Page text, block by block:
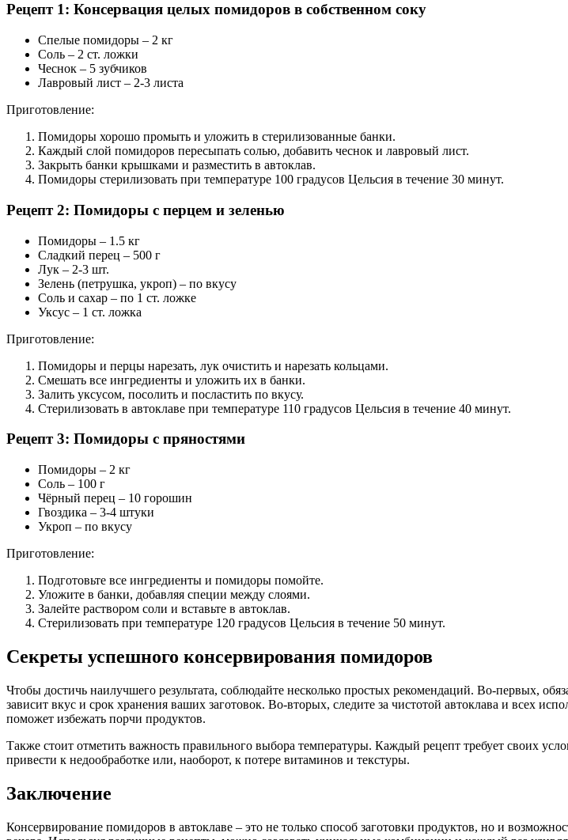
Рецепт 1: Консервация целых помидоров в собственном соку
Спелые помидоры – 2 кг
Соль – 2 ст. ложки
Чеснок – 5 зубчиков
Лавровый лист – 2-3 листа
Приготовление:
Помидоры хорошо промыть и уложить в стерилизованные банки.
Каждый слой помидоров пересыпать солью, добавить чеснок и лавровый лист.
Закрыть банки крышками и разместить в автоклав.
Помидоры стерилизовать при температуре 100 градусов Цельсия в течение 30 минут.
Рецепт 2: Помидоры с перцем и зеленью
Помидоры – 1.5 кг
Сладкий перец – 500 г
Лук – 2-3 шт.
Зелень (петрушка, укроп) – по вкусу
Соль и сахар – по 1 ст. ложке
Уксус – 1 ст. ложка
Приготовление:
Помидоры и перцы нарезать, лук очистить и нарезать кольцами.
Смешать все ингредиенты и уложить их в банки.
Залить уксусом, посолить и посластить по вкусу.
Стерилизовать в автоклаве при температуре 110 градусов Цельсия в течение 40 минут.
Рецепт 3: Помидоры с пряностями
Помидоры – 2 кг
Соль – 100 г
Чёрный перец – 10 горошин
Гвоздика – 3-4 штуки
Укроп – по вкусу
Приготовление:
Подготовьте все ингредиенты и помидоры помойте.
Уложите в банки, добавляя специи между слоями.
Залейте раствором соли и вставьте в автоклав.
Стерилизовать при температуре 120 градусов Цельсия в течение 50 минут.
Секреты успешного консервирования помидоров
Чтобы достичь наилучшего результата, соблюдайте несколько простых рекомендаций. Во-первых,
зависит вкус и срок хранения ваших заготовок. Во-вторых, следите за чистотой автоклава и всех
поможет избежать порчи продуктов.
Также стоит отметить важность правильного выбора температуры. Каждый рецепт требует своих
привести к недообработке или, наоборот, к потере витаминов и текстуры.
Заключение
Консервирование помидоров в автоклаве – это не только способ заготовки продуктов, но и